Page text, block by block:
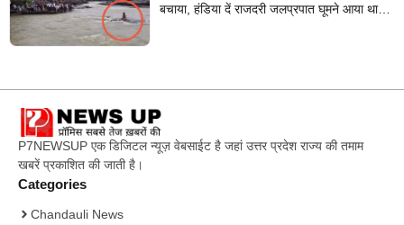
बचाया, हंडिया दें राजदरी जलप्रपात घूमने आया था
P7NEWSUP एक डिजिटल न्यूज़ वेबसाईट है जहां उत्तर प्रदेश राज्य की तमाम
खबरें प्रकाशित की जाती है।
Categories
Chandauli News